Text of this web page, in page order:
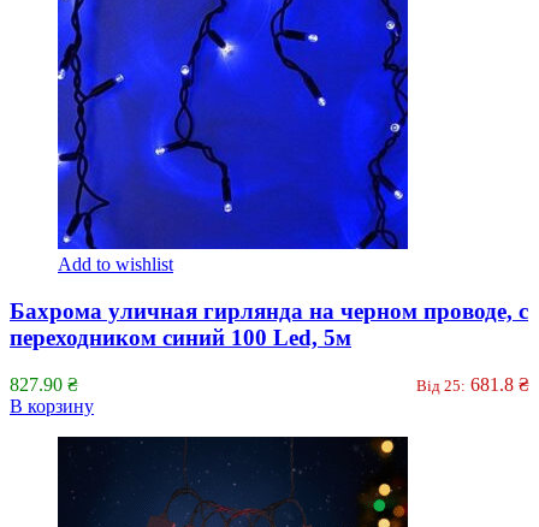
Add to wishlist
Бахрома уличная гирлянда на черном проводе, с
переходником синий 100 Led, 5м
827.90 ₴ Від 25: 681.8 ₴
В корзину